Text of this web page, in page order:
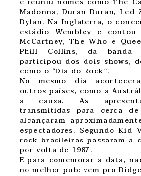
Madonna, Duran Duran, Led
Dylan. Na Inglaterra, o
estádio Wembley e contou
McCartney, The Who e
Phill Collins, da banda
participou dos dois shows,
como o “Dia do Rock”.
No mesmo dia
outros países, como a
a causa. As
transmitidas para cerca
alcançaram
espectadores. Segundo Kid
rock brasileiras passaram a
por volta de 1987.
E para comemorar a data,
no melhor pub: vem pro